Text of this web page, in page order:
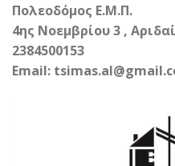
Πολεοδόμος Ε.Μ.Π.
4ης Νοεμβρίου 3 ,
2384500153
Email: